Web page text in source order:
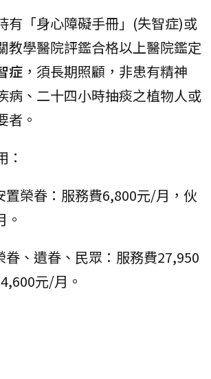
「身心障礙手冊」(失智症)或
教學醫院評鑑合格以上醫院鑑定
症 ，須長期照顧，非患有精神
病、二十四小時抽痰之植物人或
者。
置榮眷：服務費6,800元/月，伙
眷、遺眷、民眾：服務費27,950
元/月。